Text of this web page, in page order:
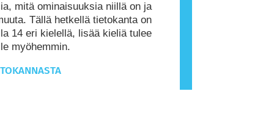
mitä ominaisuuksia niillä on ja
Tällä hetkellä tietokanta on
14 eri kielellä, lisää kieliä tulee
myöhemmin.